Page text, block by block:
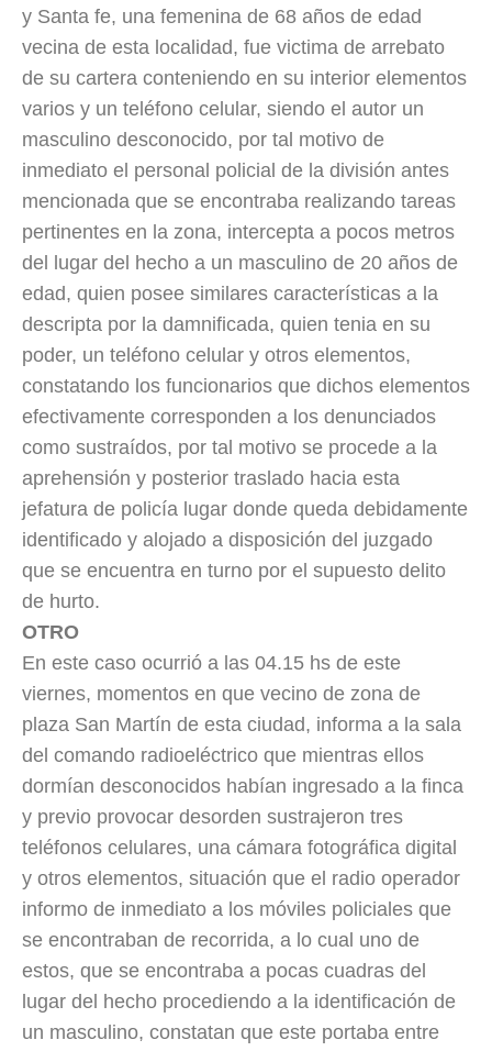
y Santa fe, una femenina de 68 años de edad
vecina de esta localidad, fue victima de arrebato
de su cartera conteniendo en su interior elementos
varios y un teléfono celular, siendo el autor un
masculino desconocido, por tal motivo de
inmediato el personal policial de la división antes
mencionada que se encontraba realizando tareas
pertinentes en la zona, intercepta a pocos metros
del lugar del hecho a un masculino de 20 años de
edad, quien posee similares características a la
descripta por la damnificada, quien tenia en su
poder, un teléfono celular y otros elementos,
constatando los funcionarios que dichos elementos
efectivamente corresponden a los denunciados
como sustraídos, por tal motivo se procede a la
aprehensión y posterior traslado hacia esta
jefatura de policía lugar donde queda debidamente
identificado y alojado a disposición del juzgado
que se encuentra en turno por el supuesto delito
de hurto.
OTRO
En este caso ocurrió a las 04.15 hs de este
viernes, momentos en que vecino de zona de
plaza San Martín de esta ciudad, informa a la sala
del comando radioeléctrico que mientras ellos
dormían desconocidos habían ingresado a la finca
y previo provocar desorden sustrajeron tres
teléfonos celulares, una cámara fotográfica digital
y otros elementos, situación que el radio operador
informo de inmediato a los móviles policiales que
se encontraban de recorrida, a lo cual uno de
estos, que se encontraba a pocas cuadras del
lugar del hecho procediendo a la identificación de
un masculino, constatan que este portaba entre